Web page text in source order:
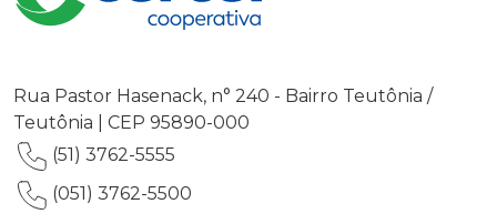
Rua Pastor Hasenack, n° 240 - Bairro Teutônia /
Teutônia | CEP 95890-000
(51) 3762-5555
(051) 3762-5500